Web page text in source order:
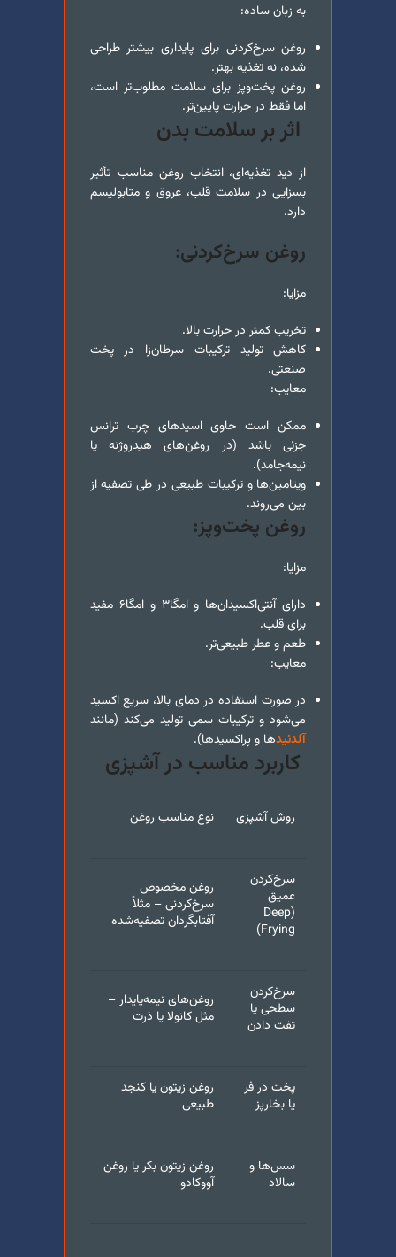
به زبان ساده:
روغن سرخ‌کردنی برای پایداری بیشتر طراحی
شده، نه تغذیه بهتر.
روغن پخت‌و‌پز برای سلامت مطلوب‌تر است،
اما فقط در حرارت پایین‌تر.
اثر بر سلامت بدن
از دید تغذیه‌ای، انتخاب روغن مناسب تأثیر
بسزایی در سلامت قلب، عروق و متابولیسم
دارد.
روغن سرخ‌کردنی:
مزایا:
تخریب کمتر در حرارت بالا.
کاهش تولید ترکیبات سرطان‌زا در پخت
صنعتی.
معایب:
ممکن است حاوی اسیدهای چرب ترانس
جزئی باشد (در روغن‌های هیدروژنه یا
نیمه‌جامد).
ویتامین‌ها و ترکیبات طبیعی در طی تصفیه از
بین می‌روند.
روغن پخت‌و‌پز:
مزایا:
دارای آنتی‌اکسیدان‌ها و امگا۳ و امگا۶ مفید
برای قلب.
طعم و عطر طبیعی‌تر.
معایب:
در صورت استفاده در دمای بالا، سریع اکسید
می‌شود و ترکیبات سمی تولید می‌کند (مانند
آلدئیدها و پراکسیدها).
کاربرد مناسب در آشپزی
روش آشپزی نوع مناسب روغن
سرخ‌کردن
عمیق
(Deep
Frying)
روغن مخصوص
سرخ‌کردنی – مثلاً
آفتابگردان تصفیه‌شده
سرخ‌کردن
سطحی یا
تفت دادن
روغن‌های نیمه‌پایدار –
مثل کانولا یا ذرت
پخت در فر
یا بخارپز
روغن زیتون یا کنجد
طبیعی
سس‌ها و
سالاد
روغن زیتون بکر یا روغن
آووکادو